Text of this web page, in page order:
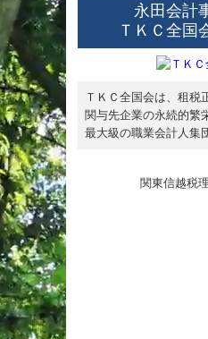
永田会計
ＴＫＣ全国
ＴＫＣ全国会は、租税
関与先企業の永続的繁
最大級の職業会計人集
関東信越税